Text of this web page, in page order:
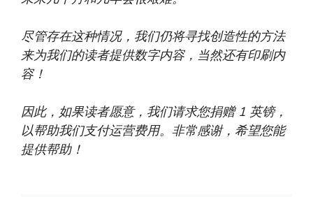
尽管存在这种情况，我们仍将寻找创造性的方法
来为我们的读者提供数字内容，当然还有印刷内
容！
因此，如果读者愿意，我们请求您捐赠 1 英镑，
以帮助我们支付运营费用。非常感谢，希望您能
提供帮助！